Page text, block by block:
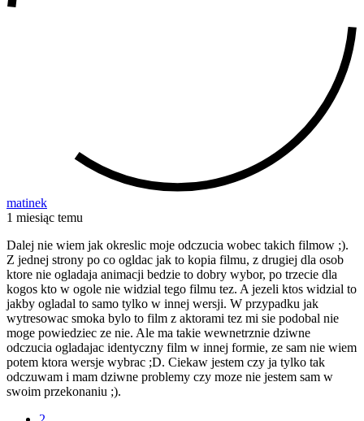
matinek
1 miesiąc temu
Dalej nie wiem jak okreslic moje odczucia wobec takich filmow ;).
Z jednej strony po co ogldac jak to kopia filmu, z drugiej dla osob
ktore nie ogladaja animacji bedzie to dobry wybor, po trzecie dla
kogos kto w ogole nie widzial tego filmu tez. A jezeli ktos widzial to
jakby ogladal to samo tylko w innej wersji. W przypadku jak
wytresowac smoka bylo to film z aktorami tez mi sie podobal nie
moge powiedziec ze nie. Ale ma takie wewnetrznie dziwne
odczucia ogladajac identyczny film w innej formie, ze sam nie wiem
potem ktora wersje wybrac ;D. Ciekaw jestem czy ja tylko tak
odczuwam i mam dziwne problemy czy moze nie jestem sam w
swoim przekonaniu ;).